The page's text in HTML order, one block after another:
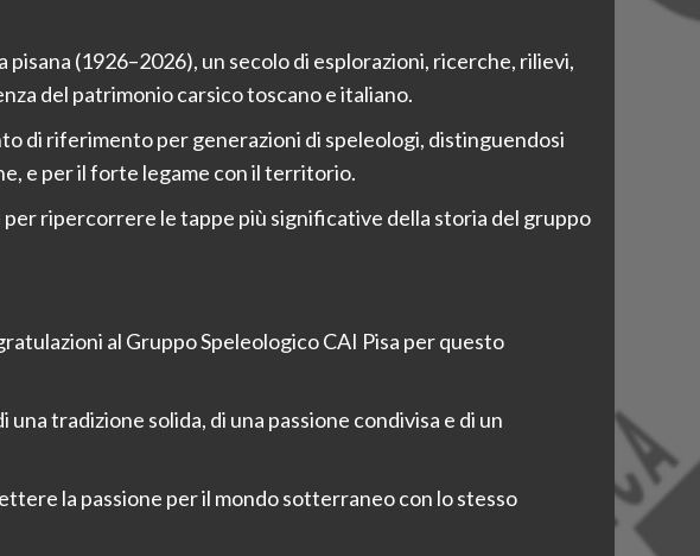
(1926–2026), un secolo di esplorazioni, ricerche, rilievi,
del patrimonio carsico toscano e italiano.
di riferimento per generazioni di speleologi, distinguendosi
e per il forte legame con il territorio.
ripercorrere le tappe più significative della storia del gruppo
al Gruppo Speleologico CAI Pisa per questo
tradizione solida, di una passione condivisa e di un
la passione per il mondo sotterraneo con lo stesso